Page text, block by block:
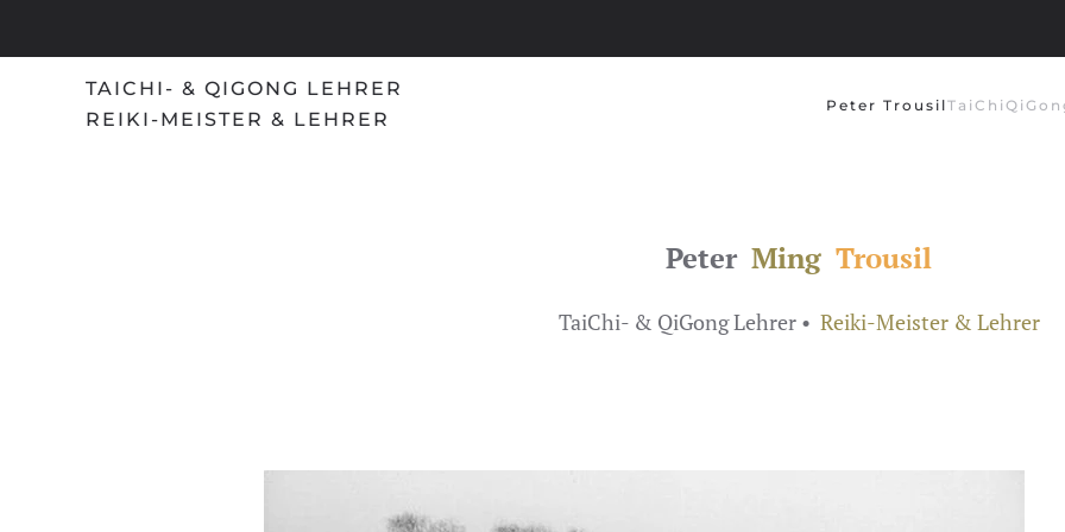
Skip
TAICHI- & QIGONG LEHRER
REIKI-MEISTER & LEHRER
Peter TrousilTaiChi
Peter Ming Trousil
TaiChi- & QiGong Lehrer • Reiki-Meister & Lehrer